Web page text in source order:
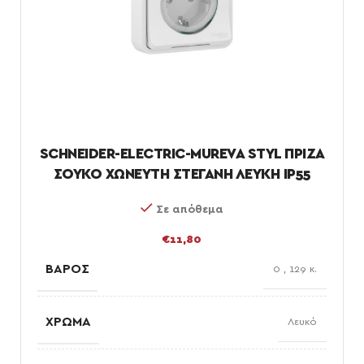
SCHNEIDER-ELECTRIC-MUREVA STYL ΠΡΙΖΑ
ΣΟΥΚΟ ΧΩΝΕΥΤΗ ΣΤΕΓΑΝΗ ΛΕΥΚΗ IP55
Σε απόθεμα
€11,80
ΒΆΡΟΣ 0 , 129 κ.
ΧΡΏΜΑ Λευκό